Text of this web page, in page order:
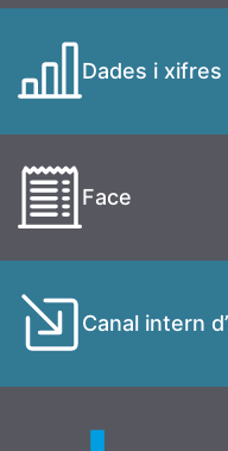
Dades i xifres
Face
Canal intern